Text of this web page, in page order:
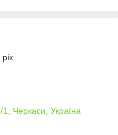
Черкаси, Україна